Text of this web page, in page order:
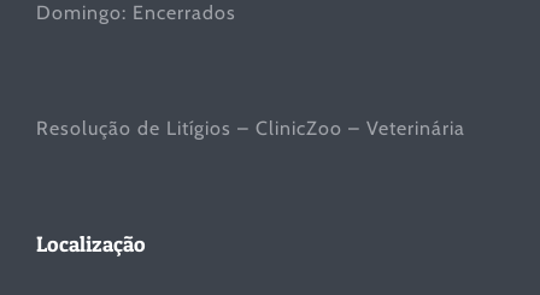
Domingo: Encerrados
Resolução de Litígios – ClinicZoo – Veterinária
Localização